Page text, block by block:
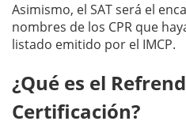
Asimismo, el SAT será el
nombres de los CPR que
listado emitido por el IMCP.
¿Qué es el
Certificación?